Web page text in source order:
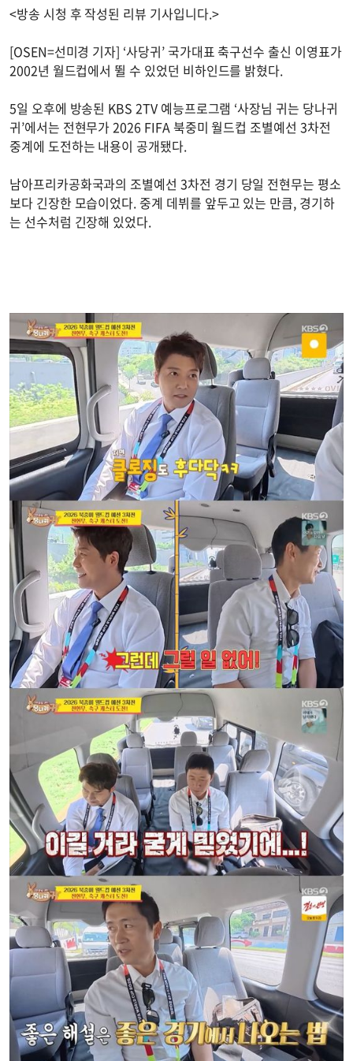
<방송 시청 후 작성된 리뷰 기사입니다.>
[OSEN=선미경 기자] ‘사당귀’ 국가대표 축구선수 출신 이영표가
2002년 월드컵에서 뛸 수 있었던 비하인드를 밝혔다.
5일 오후에 방송된 KBS 2TV 예능프로그램 ‘사장님 귀는 당나귀
귀’에서는 전현무가 2026 FIFA 북중미 월드컵 조별예선 3차전
중계에 도전하는 내용이 공개됐다.
남아프리카공화국과의 조별예선 3차전 경기 당일 전현무는 평소
보다 긴장한 모습이었다. 중계 데뷔를 앞두고 있는 만큼, 경기하
는 선수처럼 긴장해 있었다.